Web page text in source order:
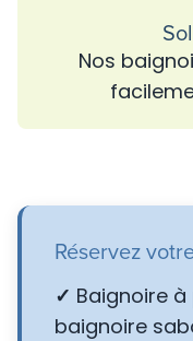
Nos
Réservez
✓ Baignoire
baignoire